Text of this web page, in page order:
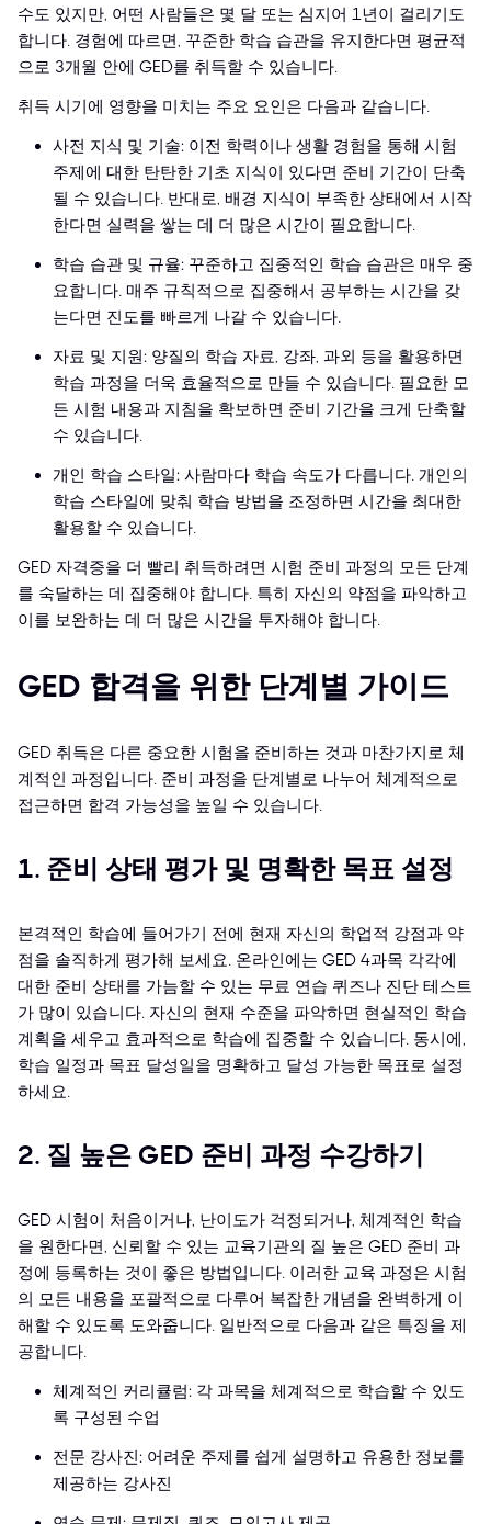
수도 있지만, 어떤 사람들은 몇 달 또는 심지어 1년이 걸리기도
합니다. 경험에 따르면, 꾸준한 학습 습관을 유지한다면 평균적
으로 3개월 안에 GED를 취득할 수 있습니다.
취득 시기에 영향을 미치는 주요 요인은 다음과 같습니다.
사전 지식 및 기술: 이전 학력이나 생활 경험을 통해 시험
주제에 대한 탄탄한 기초 지식이 있다면 준비 기간이 단축
될 수 있습니다. 반대로, 배경 지식이 부족한 상태에서 시작
한다면 실력을 쌓는 데 더 많은 시간이 필요합니다.
학습 습관 및 규율: 꾸준하고 집중적인 학습 습관은 매우 중
요합니다. 매주 규칙적으로 집중해서 공부하는 시간을 갖
는다면 진도를 빠르게 나갈 수 있습니다.
자료 및 지원: 양질의 학습 자료, 강좌, 과외 등을 활용하면
학습 과정을 더욱 효율적으로 만들 수 있습니다. 필요한 모
든 시험 내용과 지침을 확보하면 준비 기간을 크게 단축할
수 있습니다.
개인 학습 스타일: 사람마다 학습 속도가 다릅니다. 개인의
학습 스타일에 맞춰 학습 방법을 조정하면 시간을 최대한
활용할 수 있습니다.
GED 자격증을 더 빨리 취득하려면 시험 준비 과정의 모든 단계
를 숙달하는 데 집중해야 합니다. 특히 자신의 약점을 파악하고
이를 보완하는 데 더 많은 시간을 투자해야 합니다.
GED 합격을 위한 단계별 가이드
GED 취득은 다른 중요한 시험을 준비하는 것과 마찬가지로 체
계적인 과정입니다. 준비 과정을 단계별로 나누어 체계적으로
접근하면 합격 가능성을 높일 수 있습니다.
1. 준비 상태 평가 및 명확한 목표 설정
본격적인 학습에 들어가기 전에 현재 자신의 학업적 강점과 약
점을 솔직하게 평가해 보세요. 온라인에는 GED 4과목 각각에
대한 준비 상태를 가늠할 수 있는 무료 연습 퀴즈나 진단 테스트
가 많이 있습니다. 자신의 현재 수준을 파악하면 현실적인 학습
계획을 세우고 효과적으로 학습에 집중할 수 있습니다. 동시에,
학습 일정과 목표 달성일을 명확하고 달성 가능한 목표로 설정
하세요.
2. 질 높은 GED 준비 과정 수강하기
GED 시험이 처음이거나, 난이도가 걱정되거나, 체계적인 학습
을 원한다면, 신뢰할 수 있는 교육기관의 질 높은 GED 준비 과
정에 등록하는 것이 좋은 방법입니다. 이러한 교육 과정은 시험
의 모든 내용을 포괄적으로 다루어 복잡한 개념을 완벽하게 이
해할 수 있도록 도와줍니다. 일반적으로 다음과 같은 특징을 제
공합니다.
체계적인 커리큘럼: 각 과목을 체계적으로 학습할 수 있도
록 구성된 수업
전문 강사진: 어려운 주제를 쉽게 설명하고 유용한 정보를
제공하는 강사진